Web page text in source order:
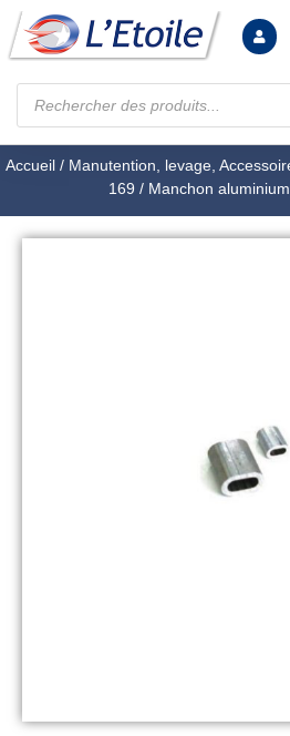
Accueil / Manutention, levage,
169 / Manchon